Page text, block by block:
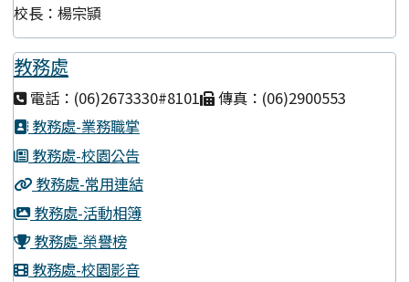
校長：楊宗頴
教務處
電話：(06)2673330#8101
傳真：(06)2900553
教務處-業務職掌
教務處-校園公告
教務處-常用連結
教務處-活動相簿
教務處-榮譽榜
教務處-校園影音